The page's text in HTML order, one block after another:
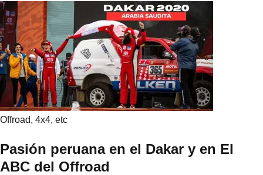
M
i
k
e
Offroad, 4x4, etc
Pasión peruana en el Dakar y en El
ABC del Offroad